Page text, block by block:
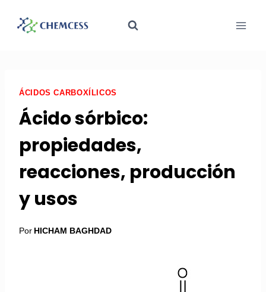
ÁCIDOS CARBOXÍLICOS
Ácido sórbico:
propiedades,
reacciones, producción
y usos
Por HICHAM BAGHDAD